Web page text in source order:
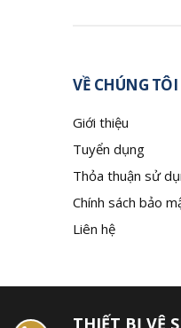
VỀ CHÚNG TÔI
Giới thiệu
Tuyển dụng
Thỏa thuận sử
Chính sách bảo
Liên hệ
THIẾT BỊ VỆ